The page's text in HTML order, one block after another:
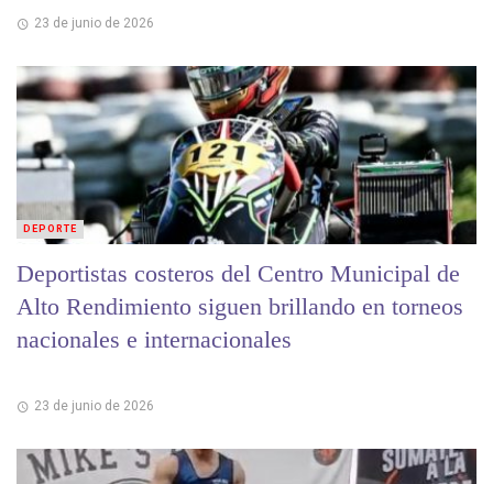
23 de junio de 2026
Deportistas costeros del Centro Municipal de
Alto Rendimiento siguen brillando en torneos
nacionales e internacionales
23 de junio de 2026
DEPORTE